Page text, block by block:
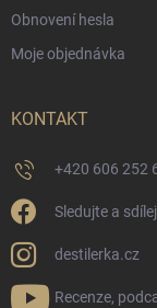
Obnovení hesla
Moje objednávka
KONTAKT
+420 606 252
Sledujte a
destilerka.cz
Recenze,